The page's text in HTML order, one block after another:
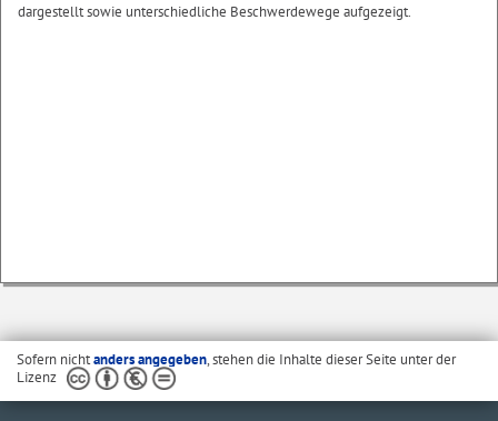
dargestellt sowie unterschiedliche Beschwerdewege aufgezeigt.
Sofern nichtanders angegeben, stehen die Inhalte dieser Seite unter der
Lizenz